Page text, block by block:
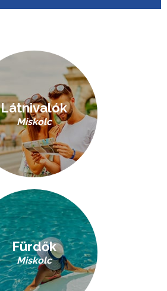
Látnivalók
Miskolc
Fürdők
Miskolc